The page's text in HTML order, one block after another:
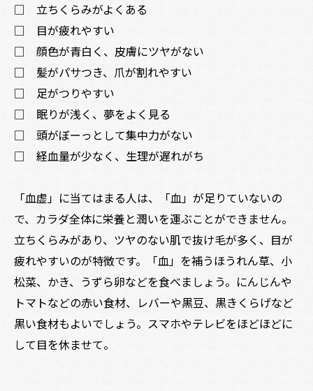
□ 立ちくらみがよくある
□ 目が疲れやすい
□ 顔色が青白く、皮膚にツヤがない
□ 髪がパサつき、爪が割れやすい
□ 足がつりやすい
□ 眠りが浅く、夢をよく見る
□ 頭がぼーっとして集中力がない
□ 経血量が少なく、生理が遅れがち
「血虚」に当てはまる人は、「血」が足りていないの
で、カラダ全体に栄養と潤いを運ぶことができません。
立ちくらみがあり、ツヤのない肌で抜け毛が多く、目が
疲れやすいのが特徴です。「血」を補うほうれん草、小
松菜、かき、うずら卵などを食べましょう。にんじんや
トマトなどの赤い食材、レバーや黒豆、黒きくらげなど
黒い食材もよいでしょう。スマホやテレビをほどほどに
して目を休ませて。